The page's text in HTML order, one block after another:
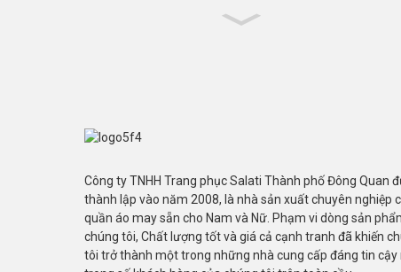
Công ty TNHH Trang phục Salati Thành phố Đông Quan
thành lập vào năm 2008, là nhà sản xuất chuyên nghiệp
quần áo may sẵn cho Nam và Nữ. Phạm vi dòng sản
chúng tôi, Chất lượng tốt và giá cả cạnh tranh đã khiến
tôi trở thành một trong những nhà cung cấp đáng tin cậy